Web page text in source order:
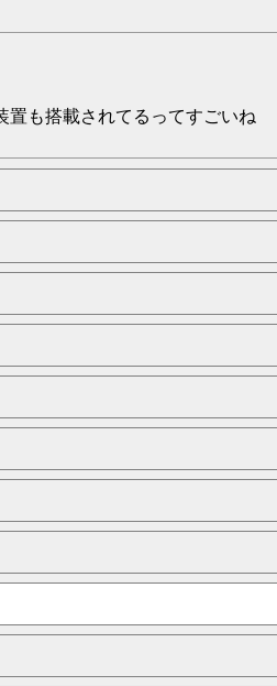
置も搭載されてるってすごいね